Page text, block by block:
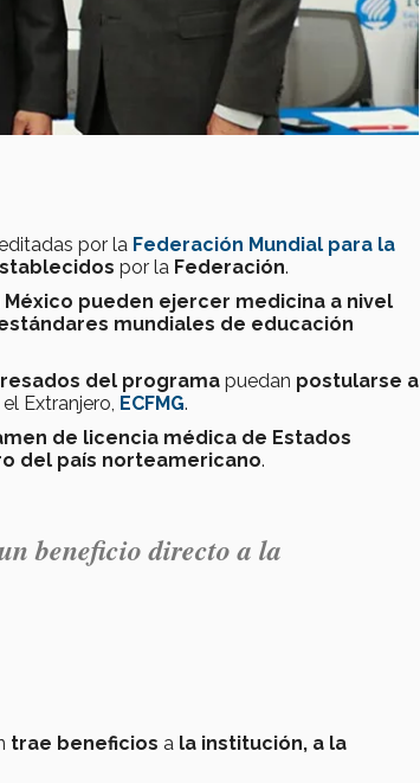
por la Federación Mundial para la
por la Federación.
pueden ejercer medicina a nivel
mundiales de educación
del programa puedan postularse a
Extranjero, ECFMG.
de licencia médica de Estados
del país norteamericano.
beneficio directoa la
trae beneficios a la institución, a la